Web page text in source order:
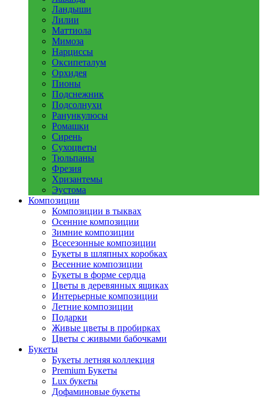
Ландыши
Лилии
Маттиола
Мимоза
Нарциссы
Оксипеталум
Орхидея
Пионы
Подснежник
Подсолнухи
Ранункулюсы
Ромашки
Сирень
Сухоцветы
Тюльпаны
Фрезия
Хризантемы
Эустома
Композиции
Композиции в тыквах
Осенние композиции
Зимние композиции
Всесезонные композиции
Букеты в шляпных коробках
Весенние композиции
Букеты в форме сердца
Цветы в деревянных ящиках
Интерьерные композиции
Летние композиции
Подарки
Живые цветы в пробирках
Цветы с живыми бабочками
Букеты
Букеты летняя коллекция
Premium Букеты
Lux букеты
Дофаминовые букеты